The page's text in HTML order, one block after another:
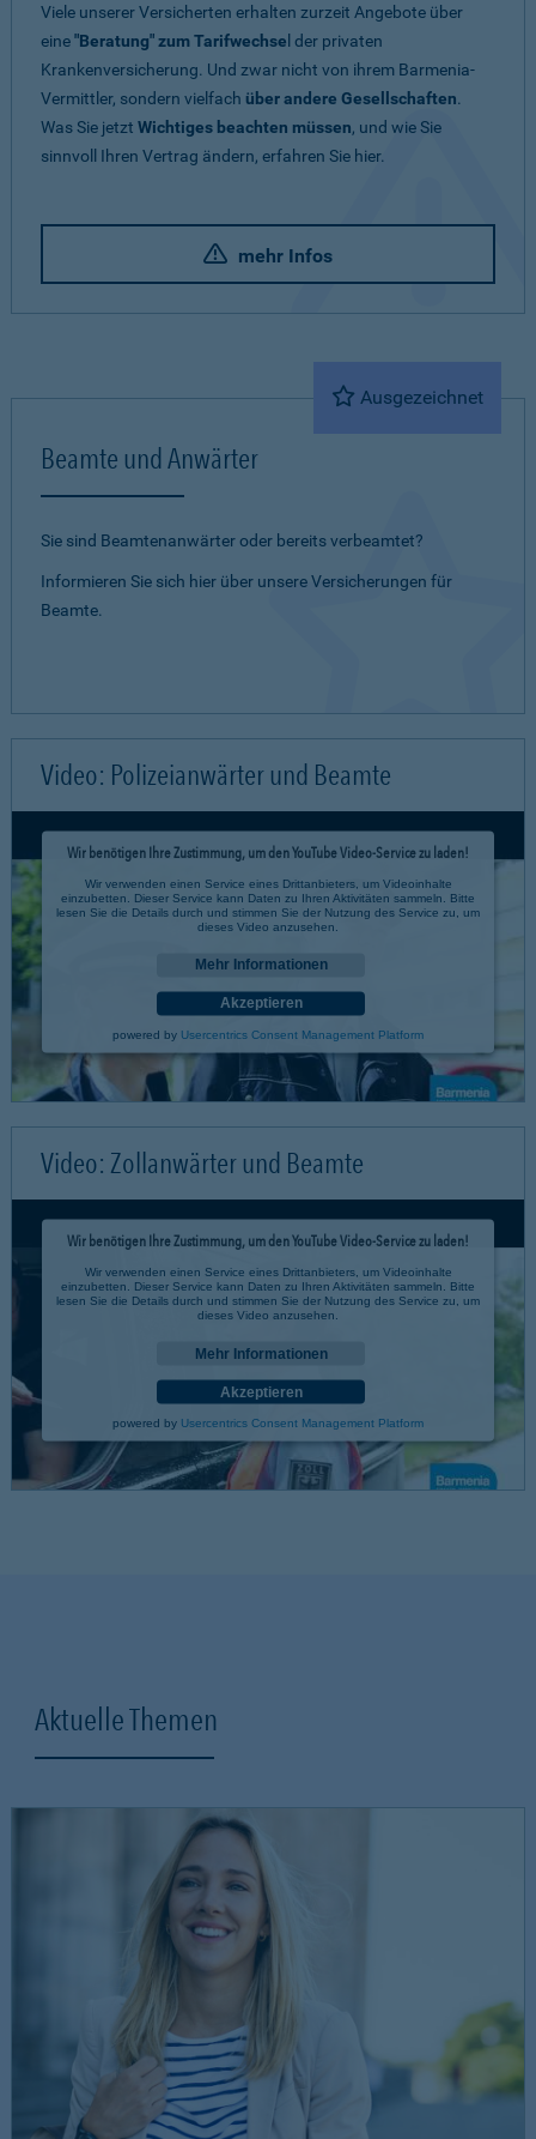
Viele unserer Versicherten erhalten zurzeit Angebote über
eine"Beratung" zum Tarifwechse l der privaten
Krankenversicherung. Und zwar nicht von ihrem Barmenia-
Vermittler, sondern vielfach über andere Gesellschaften.
Was Sie jetzt Wichtiges beachten müssen, und wie Sie
sinnvoll Ihren Vertrag ändern, erfahren Sie hier.
mehr Infos
Ausgezeichnet
Beamte und Anwärter
Sie sind Beamtenanwärter oder bereits verbeamtet?
Informieren Sie sich hier über unsere Versicherungen für
Beamte.
Video: Polizeianwärter und Beamte
Wir benötigen Ihre Zustimmung, um den YouTube Video-Service zu laden!
Wir verwenden einen Service eines Drittanbieters, um Videoinhalte
einzubetten. Dieser Service kann Daten zu Ihren Aktivitäten sammeln. Bitte
lesen Sie die Details durch und stimmen Sie der Nutzung des Service zu, um
dieses Video anzusehen.
Mehr Informationen
Akzeptieren
powered by Usercentrics Consent Management Platform
Video: Zollanwärter und Beamte
Wir benötigen Ihre Zustimmung, um den YouTube Video-Service zu laden!
Wir verwenden einen Service eines Drittanbieters, um Videoinhalte
einzubetten. Dieser Service kann Daten zu Ihren Aktivitäten sammeln. Bitte
lesen Sie die Details durch und stimmen Sie der Nutzung des Service zu, um
dieses Video anzusehen.
Mehr Informationen
Akzeptieren
powered by Usercentrics Consent Management Platform
Aktuelle Themen